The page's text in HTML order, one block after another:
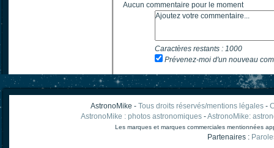
Aucun commentaire pour le moment
Caractères restants : 1000
Prévenez-moi d'un nouveau
AstronoMike - Tous droits réservés/mentions légales-
AstronoMike : photos astronomiques -AstronoMike:
Les marques et marques commerciales mentionnées
Partenaires :